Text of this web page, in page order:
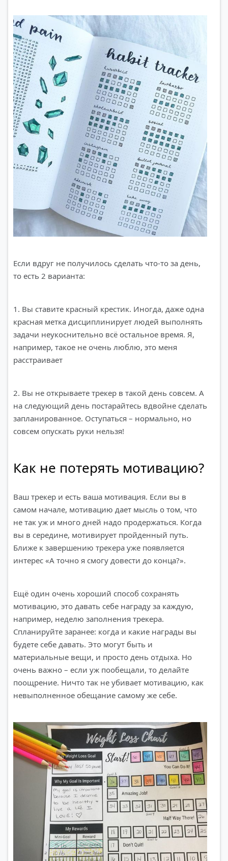
Если вдруг не получилось сделать что-то за день,
то есть 2 варианта:
1. Вы ставите красный крестик. Иногда, даже одна
красная метка дисциплинирует людей выполнять
задачи неукоснительно всё остальное время. Я,
например, такое не очень люблю, это меня
расстраивает
2. Вы не открываете трекер в такой день совсем. А
на следующий день постарайтесь вдвойне сделать
запланированное. Оступаться – нормально, но
совсем опускать руки нельзя!
Как не потерять мотивацию?
Ваш трекер и есть ваша мотивация. Если вы в
самом начале, мотивацию дает мысль о том, что
не так уж и много дней надо продержаться. Когда
вы в середине, мотивирует пройденный путь.
Ближе к завершению трекера уже появляется
интерес «А точно я смогу довести до конца?».
Ещё один очень хороший способ сохранять
мотивацию, это давать себе награду за каждую,
например, неделю заполнения трекера.
Спланируйте заранее: когда и какие награды вы
будете себе давать. Это могут быть и
материальные вещи, и просто день отдыха. Но
очень важно – если уж пообещали, то делайте
поощрение. Ничто так не убивает мотивацию, как
невыполненное обещание самому же себе.